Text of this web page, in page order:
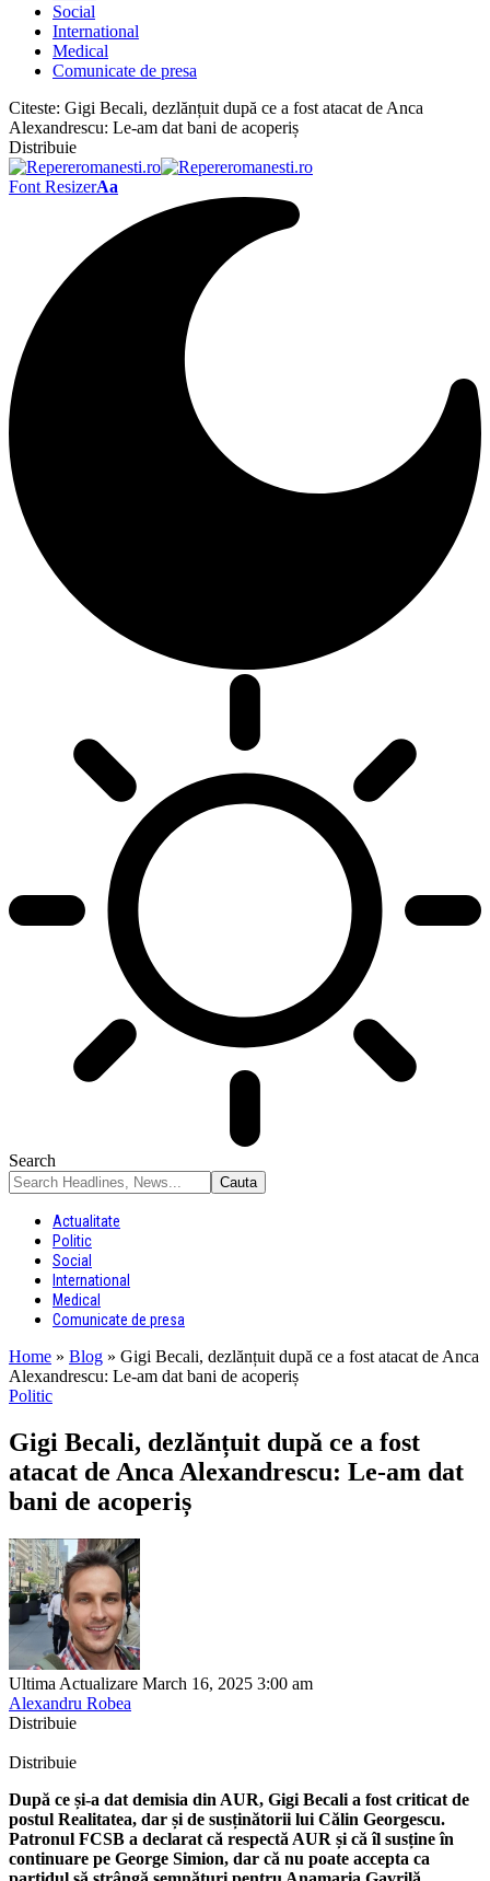
Social
International
Medical
Comunicate de presa
Citeste: Gigi Becali, dezlănțuit după ce a fost atacat de Anca
Alexandrescu: Le-am dat bani de acoperiș
Distribuie
Font ResizerAa
Search
Actualitate
Politic
Social
International
Medical
Comunicate de presa
Home » Blog » Gigi Becali, dezlănțuit după ce a fost atacat de Anca
Alexandrescu: Le-am dat bani de acoperiș
Politic
Gigi Becali, dezlănțuit după ce a fost
atacat de Anca Alexandrescu: Le-am dat
bani de acoperiș
Ultima Actualizare March 16, 2025 3:00 am
Alexandru Robea
Distribuie
Distribuie
După ce și-a dat demisia din AUR, Gigi Becali a fost criticat de
postul Realitatea, dar și de susținătorii lui Călin Georgescu.
Patronul FCSB a declarat că respectă AUR și că îl susține în
continuare pe George Simion, dar că nu poate accepta ca